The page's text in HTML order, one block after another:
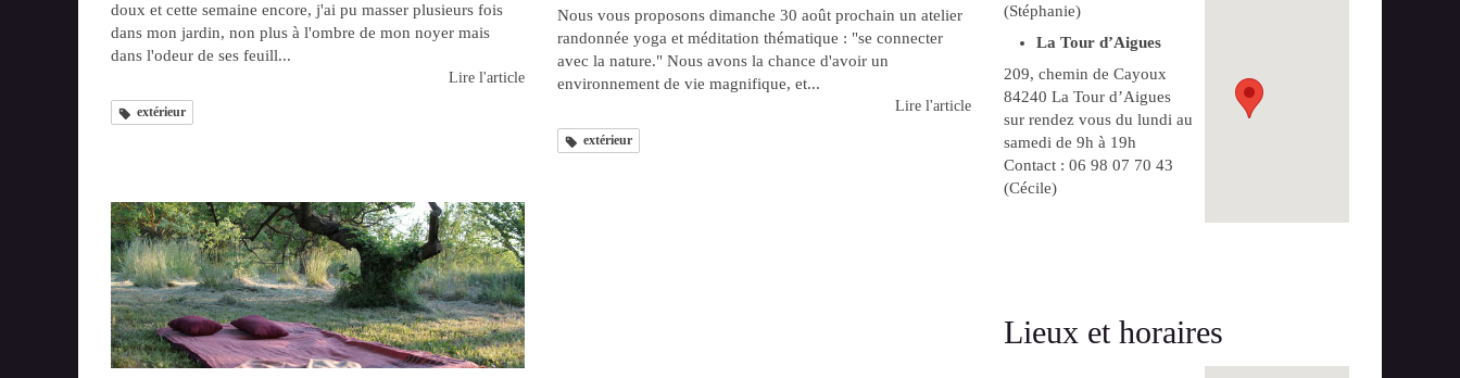
doux et cette semaine encore, j'ai pu masser plusieurs fois
dans mon jardin, non plus à l'ombre de mon noyer mais
dans l'odeur de ses feuill...
Lire l'article
extérieur
Nous vous proposons dimanche 30 août prochain un atelier
randonnée yoga et méditation thématique : "se connecter
avec la nature." Nous avons la chance d'avoir un
environnement de vie magnifique, et...
Lire l'article
extérieur
(Stéphanie)
La Tour d’Aigues
209, chemin de Cayoux
84240 La Tour d’Aigues
sur rendez vous du lundi au
samedi de 9h à 19h
Contact : 06 98 07 70 43
(Cécile)
Lieux et horaires